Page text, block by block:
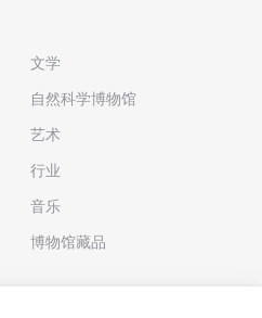
文学
自然科学博物馆
艺术
行业
音乐
博物馆藏品